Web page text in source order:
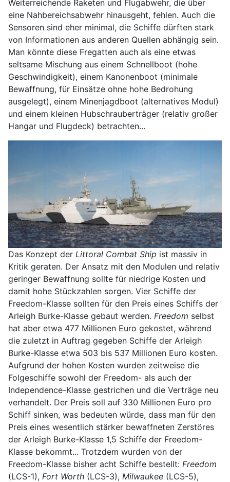
Weiterreichende Raketen und Flugabwehr, die über
eine Nahbereichsabwehr hinausgeht, fehlen. Auch die
Sensoren sind eher minimal, die Schiffe dürften stark
von Informationen aus anderen Quellen abhängig sein.
Man könnte diese Fregatten auch als eine etwas
seltsame Mischung aus einem Schnellboot (hohe
Geschwindigkeit), einem Kanonenboot (minimale
Bewaffnung, für Einsätze ohne hohe Bedrohung
ausgelegt), einem Minenjagdboot (alternatives Modul)
und einem kleinen Hubschrauberträger (relativ großer
Hangar und Flugdeck) betrachten...
Das Konzept der Littoral Combat Ship ist massiv in
Kritik geraten. Der Ansatz mit den Modulen und relativ
geringer Bewaffnung sollte für niedrige Kosten und
damit hohe Stückzahlen sorgen. Vier Schiffe der
Freedom-Klasse sollten für den Preis eines Schiffs der
Arleigh Burke-Klasse gebaut werden. Freedom selbst
hat aber etwa 477 Millionen Euro gekostet, während
die zuletzt in Auftrag gegeben Schiffe der Arleigh
Burke-Klasse etwa 503 bis 537 Millionen Euro kosten.
Aufgrund der hohen Kosten wurden zeitweise die
Folgeschiffe sowohl der Freedom- als auch der
Independence-Klasse gestrichen und die Verträge neu
verhandelt. Der Preis soll auf 330 Millionen Euro pro
Schiff sinken, was bedeuten würde, dass man für den
Preis eines wesentlich stärker bewaffneten Zerstöres
der Arleigh Burke-Klasse 1,5 Schiffe der Freedom-
Klasse bekommt... Trotzdem wurden von der
Freedom-Klasse bisher acht Schiffe bestellt: Freedom
(LCS-1), Fort Worth (LCS-3), Milwaukee (LCS-5),